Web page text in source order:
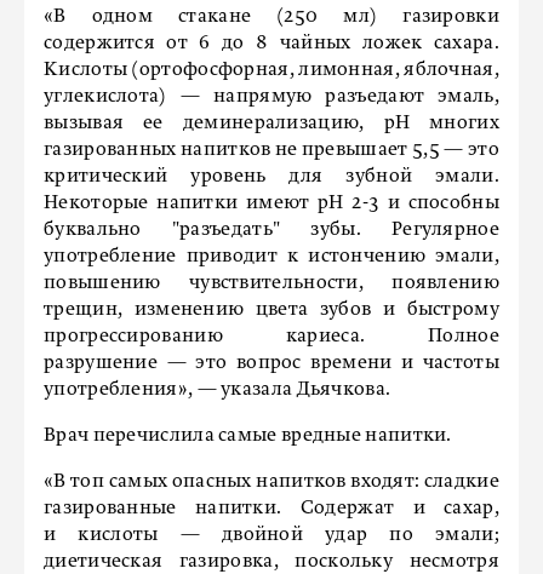
«В одном стакане (250 мл) газировки
содержится от 6 до 8 чайных ложек сахара.
Кислоты (ортофосфорная, лимонная, яблочная,
углекислота) — напрямую разъедают эмаль,
вызывая ее деминерализацию, pH многих
газированных напитков не превышает 5,5 — это
критический уровень для зубной эмали.
Некоторые напитки имеют pH 2-3 и способны
буквально "разъедать" зубы. Регулярное
употребление приводит к истончению эмали,
повышению чувствительности, появлению
трещин, изменению цвета зубов и быстрому
прогрессированию кариеса. Полное
разрушение — это вопрос времени и частоты
употребления», — указала Дьячкова.
Врач перечислила самые вредные напитки.
«В топ самых опасных напитков входят: сладкие
газированные напитки. Содержат и сахар,
и кислоты — двойной удар по эмали;
диетическая газировка, поскольку несмотря